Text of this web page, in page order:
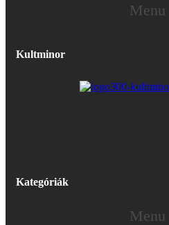
Menu
Kultminor
Kategóriák
Menu